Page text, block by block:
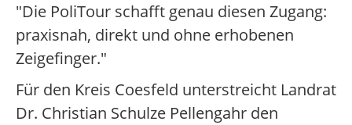
"Die PoliTour schafft genau diesen Zugang:
praxisnah, direkt und ohne erhobenen
Zeigefinger."
Für den Kreis Coesfeld unterstreicht Landrat
Dr. Christian Schulze Pellengahr den